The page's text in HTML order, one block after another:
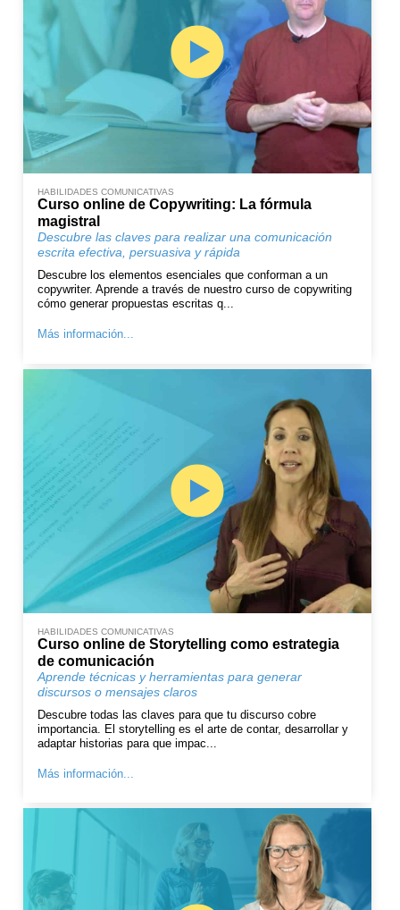
HABILIDADES COMUNICATIVAS
Curso online de Copywriting: La fórmula
magistral
Descubre las claves para realizar una comunicación
escrita efectiva, persuasiva y rápida
Descubre los elementos esenciales que conforman a un
copywriter. Aprende a través de nuestro curso de copywriting
cómo generar propuestas escritas q...
Más información...
HABILIDADES COMUNICATIVAS
Curso online de Storytelling como estrategia
de comunicación
Aprende técnicas y herramientas para generar
discursos o mensajes claros
Descubre todas las claves para que tu discurso cobre
importancia. El storytelling es el arte de contar, desarrollar y
adaptar historias para que impac...
Más información...